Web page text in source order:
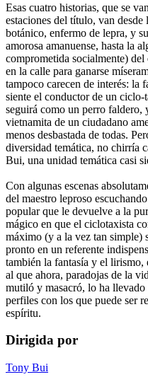
Esas cuatro historias, que se
estaciones del título, van
botánico, enfermo de lepra, y
amorosa amanuense, hasta la
comprometida socialmente)
en la calle para ganarse
tampoco carecen de interés: la
siente el conductor de un
seguirá como un perro faldero,
vietnamita de un ciudadano
menos desbastada de todas.
diversidad temática, no chirría
Bui, una unidad temática casi
Con algunas escenas
del maestro leproso
popular que le devuelve a la
mágico en que el ciclotaxista
máximo (y a la vez tan simple)
pronto en un referente
también la fantasía y el lirismo,
al que ahora, paradojas de la
mutiló y masacró, lo ha llevado
perfiles con los que puede ser
espíritu.
Dirigida por
Tony Bui